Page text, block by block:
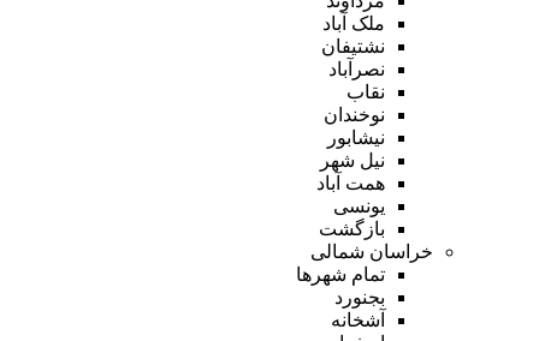
ملک آباد
نشتیفان
نصرآباد
نقاب
نوخندان
نیشابور
نیل شهر
همت آباد
یونسی
بازگشت
خراسان شمالی
تمام شهر‌ها
بجنورد
آشخانه